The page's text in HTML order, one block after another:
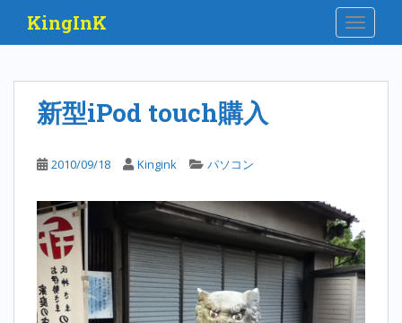
i
KingInK
新型iPod touch購入
2010/09/18 Kingink パソコン